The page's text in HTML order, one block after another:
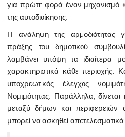
για πρώτη φορά έναν μηχανισμό
της αυτοδιοίκησης.
Η ανάληψη της αρμοδιότητας
πράξης του δημοτικού
λαμβάνει υπόψη τα ιδιαίτερα
χαρακτηριστικά κάθε περιοχής.
υποχρεωτικός έλεγχος
Νομιμότητας. Παράλληλα,
μεταξύ δήμων και περιφερειών
μπορεί να ασκηθεί